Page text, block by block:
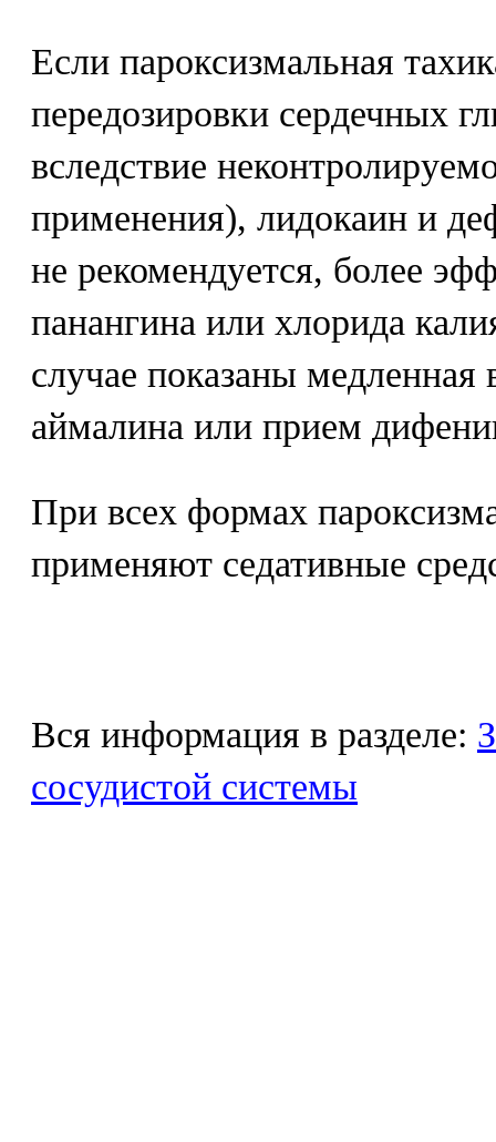
Если пароксизмальная
передозировки сердечных
вследствие
применения), лидокаин и
не рекомендуется, более
панангина или хлорида
случае показаны
аймалина или прием
При всех формах
применяют седативные
Вся информация в разделе:
сосудистой системы